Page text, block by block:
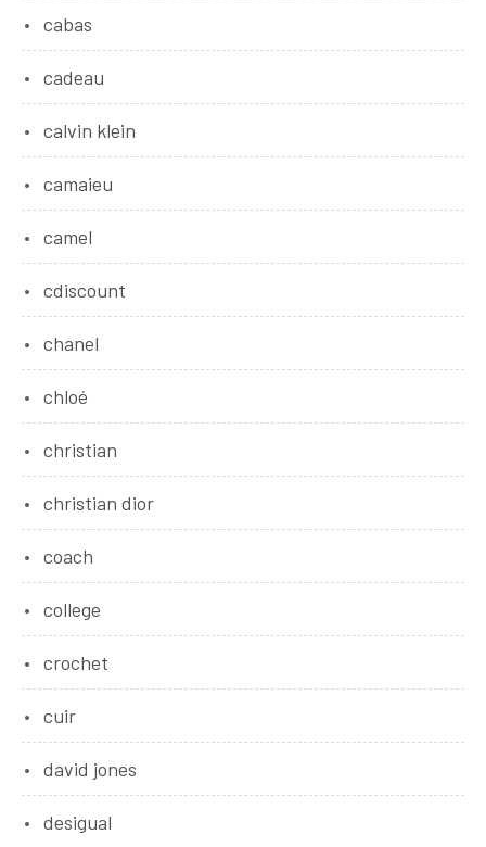
cabas
cadeau
calvin klein
camaieu
camel
cdiscount
chanel
chloé
christian
christian dior
coach
college
crochet
cuir
david jones
desigual